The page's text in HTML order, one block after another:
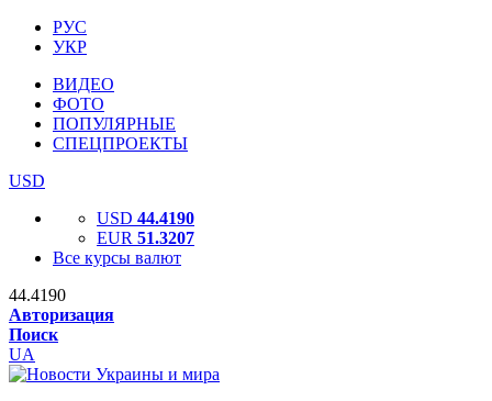
РУС
УКР
ВИДЕО
ФОТО
ПОПУЛЯРНЫЕ
СПЕЦПРОЕКТЫ
USD
USD 44.4190
EUR 51.3207
Все курсы валют
44.4190
Авторизация
Поиск
UA